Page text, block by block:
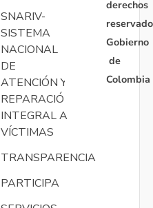
SNARIV-
SISTEMA
NACIONAL
DE
ATENCIÓN Y
REPARACIÓN
INTEGRAL A
VÍCTIMAS
TRANSPARENCIA
PARTICIPA
derechos
Gobierno
de
Colombia